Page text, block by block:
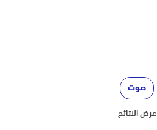
عرض النتائج